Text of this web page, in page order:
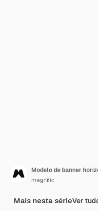
Modelo de banner
magnific
Mais nesta sérieVer